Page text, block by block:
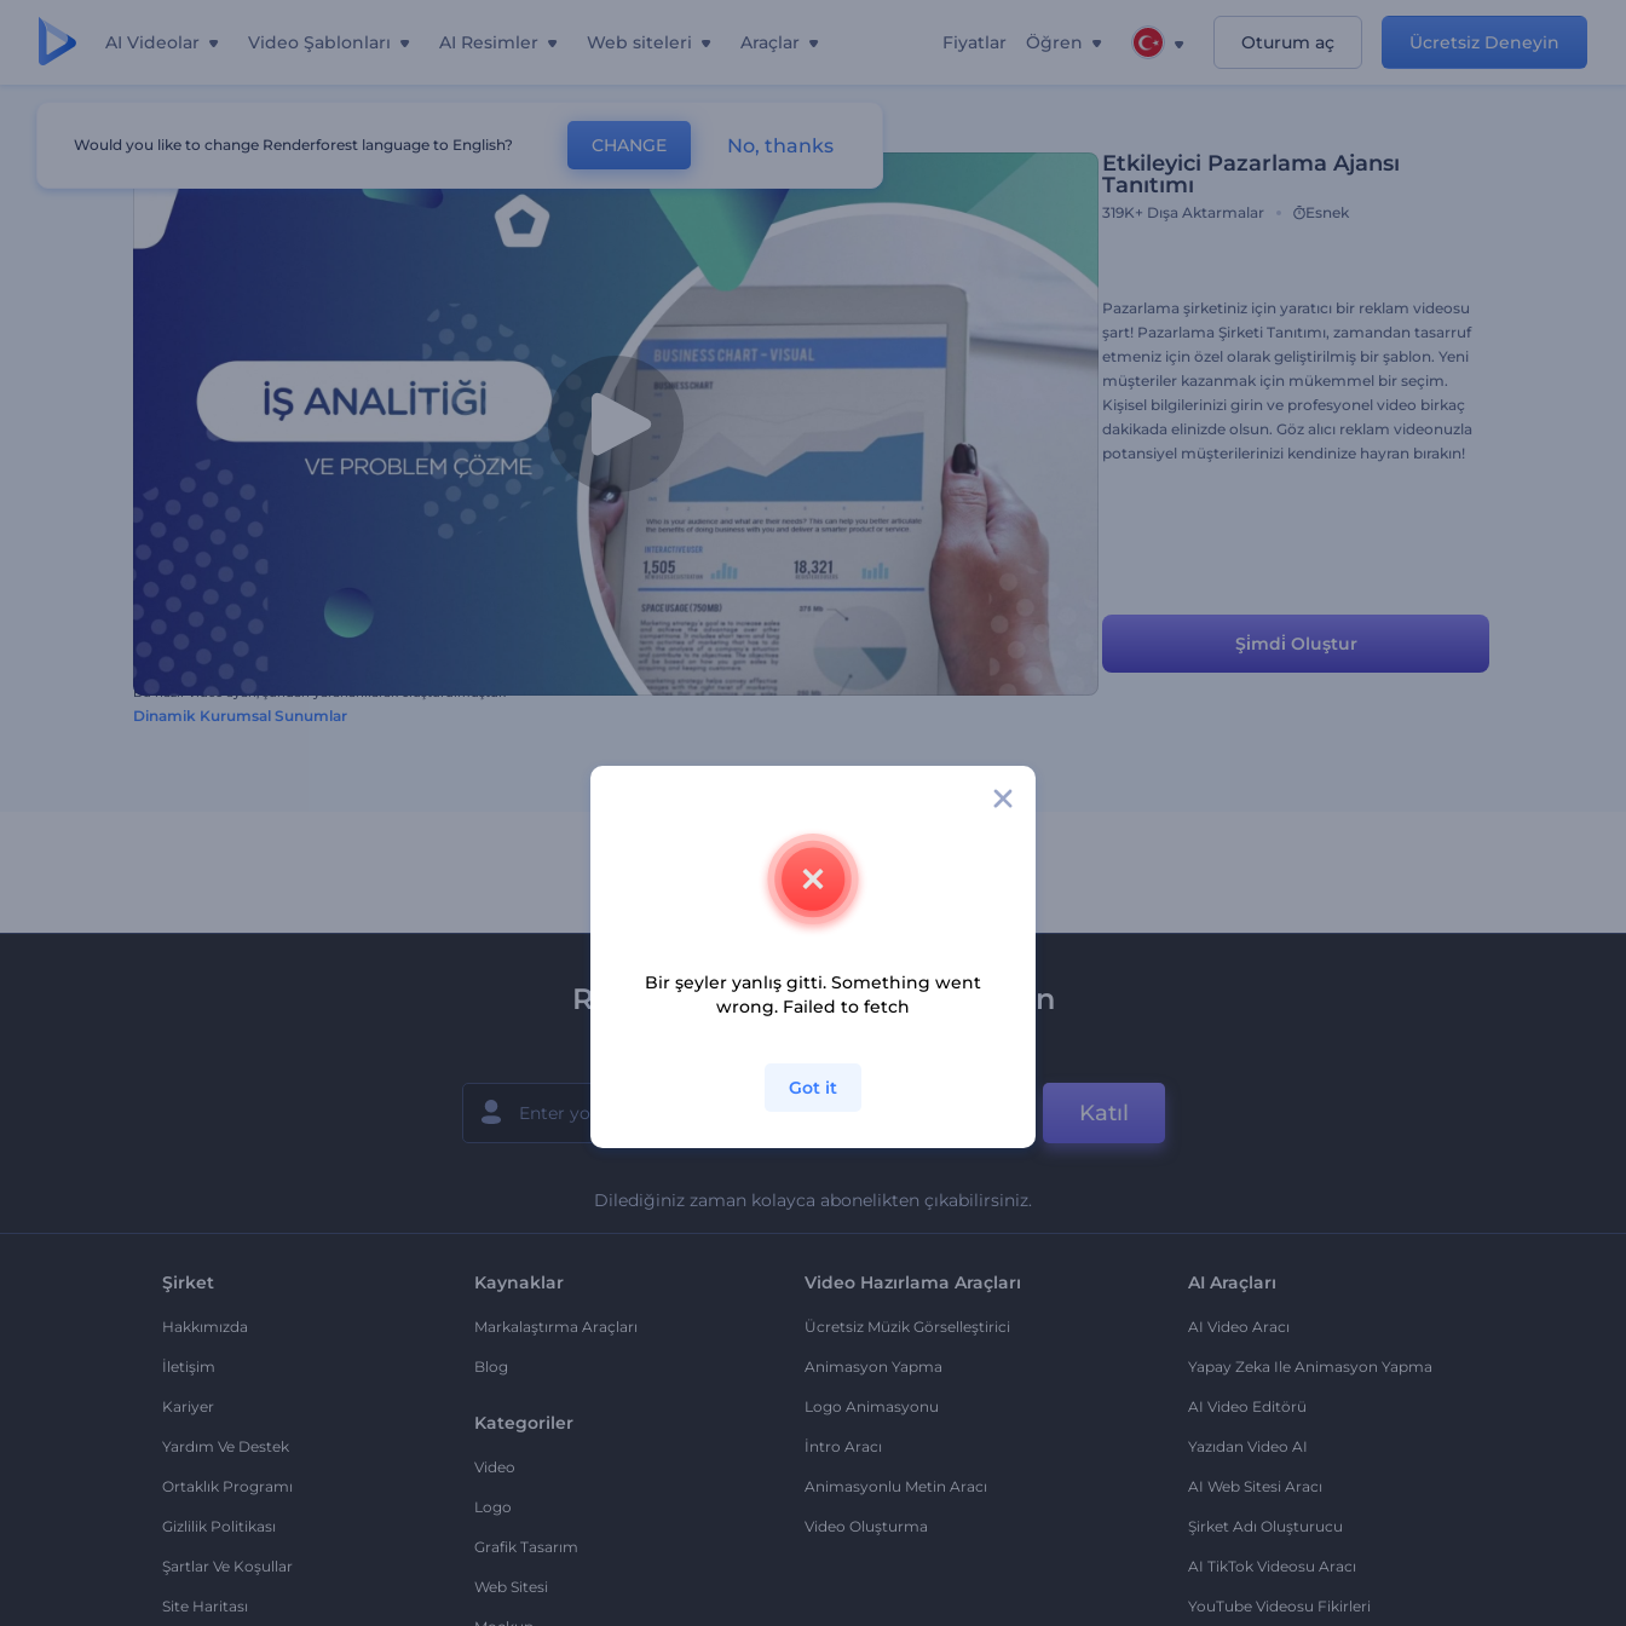
AI Videolar Video Şablonları AI Resimler Web siteleri Araçlar Fiyatlar Öğren Oturum aç Ücretsiz Deneyin
Etkileyici Pazarlama Ajansı
Tanıtımı
319K+ Dışa Aktarmalar Esnek
Pazarlama şirketiniz için yaratıcı bir reklam videosu
şart! Pazarlama Şirketi Tanıtımı, zamandan tasarruf
etmeniz için özel olarak geliştirilmiş bir şablon. Yeni
müşteriler kazanmak için mükemmel bir seçim.
Kişisel bilgilerinizi girin ve profesyonel video birkaç
dakikada elinizde olsun. Göz alıcı reklam videonuzla
potansiyel müşterilerinizi kendinize hayran bırakın!
Şi̇mdi̇ Oluştur
Bu hazır video ayarı, şundan yararlanılarak oluşturulmuştur:
Dinamik Kurumsal Sunumlar
Renderforest bültenine üye olun
Katıl
Dilediğiniz zaman kolayca abonelikten çıkabilirsiniz.
Şirket
Hakkımızda
İletişim
Kariyer
Yardım Ve Destek
Ortaklık Programı
Gizlilik Politikası
Şartlar Ve Koşullar
Site Haritası
Kaynaklar
Markalaştırma Araçları
Blog
Kategoriler
Video
Logo
Grafik Tasarım
Web Sitesi
Video Hazırlama Araçları
Ücretsiz Müzik Görselleştirici
Animasyon Yapma
Logo Animasyonu
İntro Aracı
Animasyonlu Metin Aracı
Video Oluşturma
AI Araçları
AI Video Aracı
Yapay Zeka Ile Animasyon Yapma
AI Video Editörü
Yazıdan Video AI
AI Web Sitesi Aracı
Şirket Adı Oluşturucu
AI TikTok Videosu Aracı
YouTube Videosu Fikirleri
Would you like to change Renderforest language to English? CHANGE No, thanks
Bir şeyler yanlış gitti. Something went
wrong. Failed to fetch
Got it